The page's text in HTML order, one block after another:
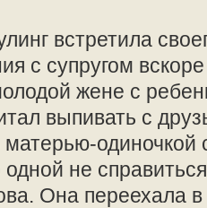
встретила
с супругом
жене с
выпивать с
одиночкой
одной не
Она переехала